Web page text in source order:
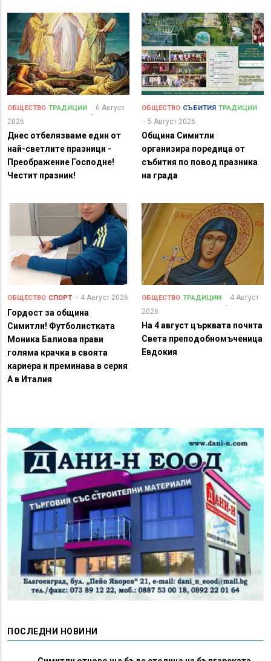
ОБЩЕСТВО ТРАДИЦИИ
6 Август
2026
Днес отбелязваме един от
най-светлите празници -
Преображение Господне!
Честит празник!
ОБЩЕСТВО СЪБИТИЯ ТРАДИЦИИ
5 Август 2026
Община Симитли
организира поредица от
събития по повод празника
на града
ОБЩЕСТВО СПОРТ 4 Август 2026
Гордост за община
Симитли! Футболистката
Моника Балиова прави
голяма крачка в своята
кариера и преминава в серия
А в Италия
ОБЩЕСТВО ТРАДИЦИИ
4 Август
2026
На 4 август църквата почита
Света преподобномъченица
Евдокия
ПОСЛЕДНИ НОВИНИ